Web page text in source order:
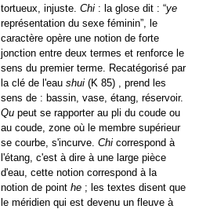
tortueux, injuste.Chi : la glose dit : “ye
représentation du sexe féminin”, le
caractère opère une notion de forte
jonction entre deux termes et renforce le
sens du premier terme. Recatégorisé par
la clé de l'eaushui(K 85) , prend les
sens de : bassin, vase, étang, réservoir.
Qu peut se rapporter au pli du coude ou
au coude, zone où le membre supérieur
se courbe, s'incurve.Chi correspond à
l'étang, c'est à dire à une large pièce
d'eau, cette notion correspond à la
notion de pointhe ; les textes disent que
le méridien qui est devenu un fleuve à